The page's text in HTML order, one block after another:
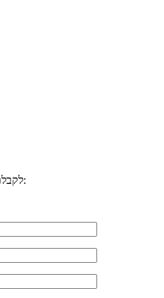
לקבלת הצעה במחיר הכי זול, חייגו עכשיו: